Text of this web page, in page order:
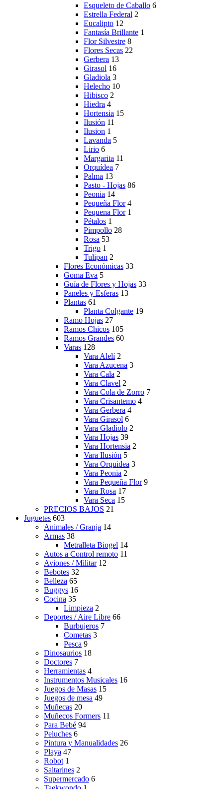
Esqueleto de Caballo 6
Estrella Federal 2
Eucalipto 12
Fantasía Brillante 1
Flor Silvestre 8
Flores Secas 22
Gerbera 13
Girasol 16
Gladiola 3
Helecho 10
Hibisco 2
Hiedra 4
Hortensia 15
Ilusión 11
Ilusion 1
Lavanda 5
Lirio 6
Margarita 11
Orquídea 7
Palma 13
Pasto - Hojas 86
Peonia 14
Pequeña Flor 4
Pequena Flor 1
Pétalos 1
Pimpollo 28
Rosa 53
Trigo 1
Tulipan 2
Flores Económicas 33
Goma Eva 5
Guía de Flores y Hojas 33
Paneles y Esferas 13
Plantas 61
Planta Colgante 19
Ramo Hojas 27
Ramos Chicos 105
Ramos Grandes 60
Varas 128
Vara Alelí 2
Vara Azucena 3
Vara Cala 2
Vara Clavel 2
Vara Cola de Zorro 7
Vara Crisantemo 4
Vara Gerbera 4
Vara Girasol 6
Vara Gladiolo 2
Vara Hojas 39
Vara Hortensia 2
Vara Ilusión 5
Vara Orquidea 3
Vara Peonia 2
Vara Pequeña Flor 9
Vara Rosa 17
Vara Seca 15
PRECIOS BAJOS 21
Juguetes 603
Animales / Granja 14
Armas 38
Metralleta Biogel 14
Autos a Control remoto 11
Aviones / Militar 12
Bebotes 32
Belleza 65
Buggys 16
Cocina 35
Limpieza 2
Deportes / Aire Libre 66
Burbujeros 7
Cometas 3
Pesca 9
Dinosaurios 18
Doctores 7
Herramientas 4
Instrumentos Musicales 16
Juegos de Masas 15
Juegos de mesa 49
Muñecas 20
Muñecos Formers 11
Para Bebé 94
Peluches 6
Pintura y Manualidades 26
Playa 47
Robot 1
Saltarines 2
Supermercado 6